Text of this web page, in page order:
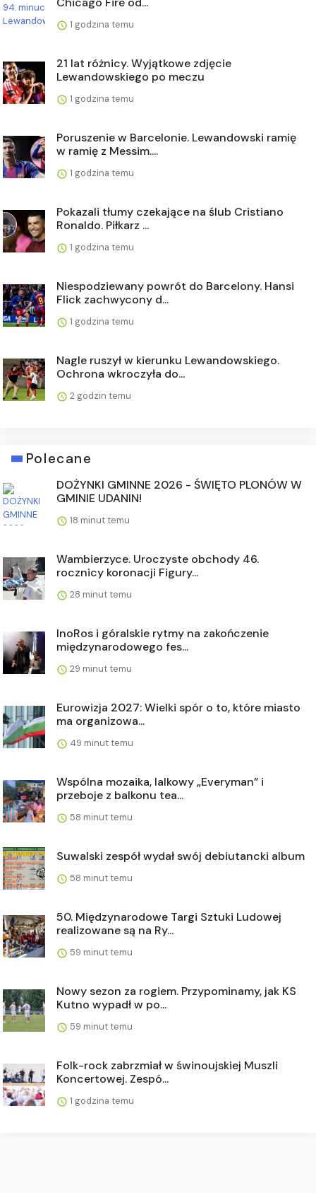
1 godzina temu
21 lat różnicy. Wyjątkowe zdjęcie
Lewandowskiego po meczu
1 godzina temu
Poruszenie w Barcelonie. Lewandowski ramię
w ramię z Messim....
1 godzina temu
Pokazali tłumy czekające na ślub Cristiano
Ronaldo. Piłkarz ...
1 godzina temu
Niespodziewany powrót do Barcelony. Hansi
Flick zachwycony d...
1 godzina temu
Nagle ruszył w kierunku Lewandowskiego.
Ochrona wkroczyła do...
2 godzin temu
Polecane
DOŻYNKI GMINNE 2026 - ŚWIĘTO PLONÓW W
GMINIE UDANIN!
18 minut temu
Wambierzyce. Uroczyste obchody 46.
rocznicy koronacji Figury...
28 minut temu
InoRos i góralskie rytmy na zakończenie
międzynarodowego fes...
29 minut temu
Eurowizja 2027: Wielki spór o to, które miasto
ma organizowa...
49 minut temu
Wspólna mozaika, lalkowy „Everyman” i
przeboje z balkonu tea...
58 minut temu
Suwalski zespół wydał swój debiutancki album
58 minut temu
50. Międzynarodowe Targi Sztuki Ludowej
realizowane są na Ry...
59 minut temu
Nowy sezon za rogiem. Przypominamy, jak KS
Kutno wypadł w po...
59 minut temu
Folk-rock zabrzmiał w świnoujskiej Muszli
Koncertowej. Zespó...
1 godzina temu